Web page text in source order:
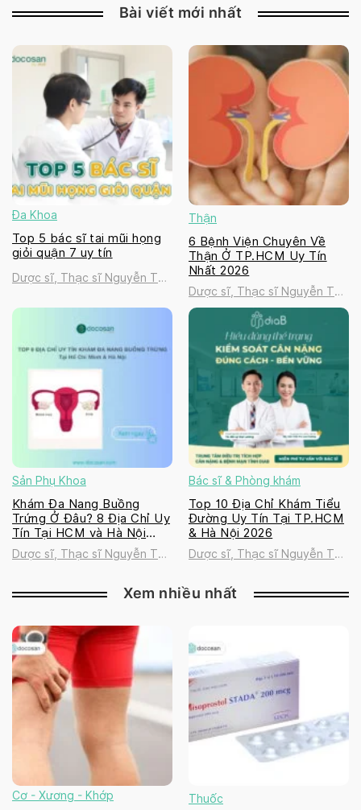
Bài viết mới nhất
Đa Khoa
Top 5 bác sĩ tai mũi họng
giỏi quận 7 uy tín
Dược sĩ, Thạc sĩ Nguyễn Thị
Thận
6 Bệnh Viện Chuyên Về
Thận Ở TP.HCM Uy Tín
Nhất 2026
Dược sĩ, Thạc sĩ Nguyễn Thị
Thanh Tú
Sản Phụ Khoa
Khám Đa Nang Buồng
Trứng Ở Đâu? 8 Địa Chỉ Uy
Tín Tại HCM và Hà Nội
2026
Dược sĩ, Thạc sĩ Nguyễn Thị
Bác sĩ & Phòng khám
Top 10 Địa Chỉ Khám Tiểu
Đường Uy Tín Tại TP.HCM
& Hà Nội 2026
Dược sĩ, Thạc sĩ Nguyễn Thị
Xem nhiều nhất
Cơ - Xương - Khớp Thuốc